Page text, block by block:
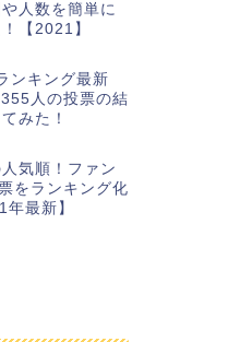
人数を簡単に
【2021】
ンキング最新
人の投票の結
みた！
気順！ファン
をランキング化
最新】